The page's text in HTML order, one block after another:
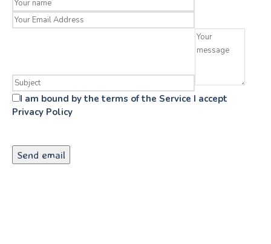
I am bound by the terms of the Service I accept
Privacy Policy